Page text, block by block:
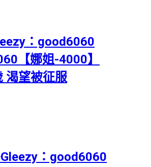
：good6060
【娜姐-4000】
渴望被征服
：good6060